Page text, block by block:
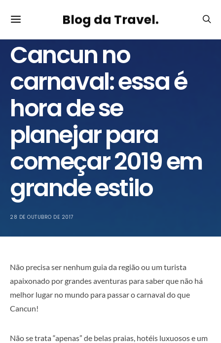
Blog da Travel.
Cancun no
carnaval: essa é
hora de se
planejar para
começar 2019 em
grande estilo
28 DE OUTUBRO DE 2017
Não precisa ser nenhum guia da região ou um turista
apaixonado por grandes aventuras para saber que não há
melhor lugar no mundo para passar o carnaval do que
Cancun!
Não se trata “apenas” de belas praias, hotéis luxuosos e um